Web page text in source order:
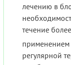
лечению в
течение
применением
регулярной